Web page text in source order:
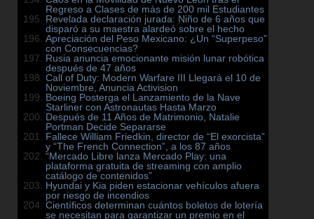
Regreso a Clases de más de 200 mil Estudiantes
Revelada declaración jurada: Niño de 6 años que
disparó a su maestra alardeó sobre el hecho
Apreciación del Peso Mexicano: ¿Un “Superpeso”
con Consecuencias?
Rusia anuncia emocionante misión lunar robótica
después de 47 años
Call of Duty: Modern Warfare III Llegará el 10 de
Noviembre, Anuncia Activision
Boeing Posterga el Lanzamiento de la Nave
Starliner con Astronautas Hasta Marzo
Después de 11 Años de Matrimonio, Natalie
Portman Decide Separarse
Fallece William Friedkin, director de “El exorcista”
y “The French Connection”, a los 87 años
“Mercado Libre lanza Mercado Play: una
plataforma gratuita de streaming con amplio
catálogo de contenidos”
Hyundai y Kia piden estacionar vehículos afuera
por riesgo de incendios
Científicos determinan cuántos boletos de lotería
se necesitan para garantizar un premio en el